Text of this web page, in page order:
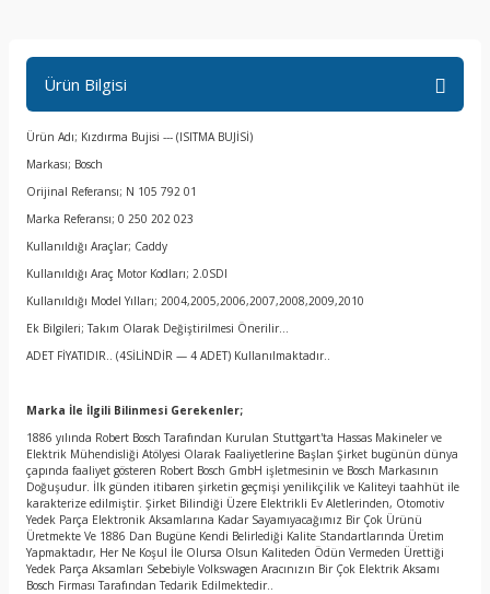
Ürün Bilgisi
Ürün Adı; Kızdırma Bujisi --- (ISITMA BUJİSİ)
Markası; Bosch
Orijinal Referansı; N 105 792 01
Marka Referansı; 0 250 202 023
Kullanıldığı Araçlar; Caddy
Kullanıldığı Araç Motor Kodları; 2.0SDI
Kullanıldığı Model Yılları; 2004,2005,2006,2007,2008,2009,2010
Ek Bilgileri; Takım Olarak Değiştirilmesi Önerilir…
ADET FİYATIDIR.. (4SİLİNDİR — 4 ADET) Kullanılmaktadır..
Marka İle İlgili Bilinmesi Gerekenler;
1886 yılında Robert Bosch Tarafından Kurulan Stuttgart'ta Hassas Makineler ve
Elektrik Mühendisliği Atölyesi Olarak Faaliyetlerine Başlan Şirket bugünün dünya
çapında faaliyet gösteren Robert Bosch GmbH işletmesinin ve Bosch Markasının
Doğuşudur. İlk günden itibaren şirketin geçmişi yenilikçilik ve Kaliteyi taahhüt ile
karakterize edilmiştir. Şirket Bilindiği Üzere Elektrikli Ev Aletlerinden, Otomotiv
Yedek Parça Elektronik Aksamlarına Kadar Sayamıyacağımız Bir Çok Ürünü
Üretmekte Ve 1886 Dan Bugüne Kendi Belirlediği Kalite Standartlarında Üretim
Yapmaktadır, Her Ne Koşul İle Olursa Olsun Kaliteden Ödün Vermeden Ürettiği
Yedek Parça Aksamları Sebebiyle Volkswagen Aracınızın Bir Çok Elektrik Aksamı
Bosch Firması Tarafından Tedarik Edilmektedir..